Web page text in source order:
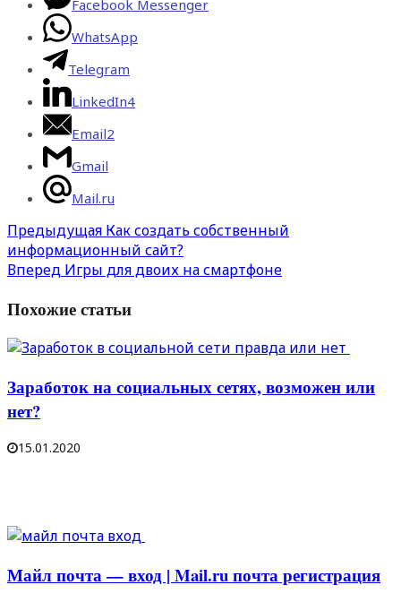
Facebook Messenger
WhatsApp
Telegram
LinkedIn4
Email2
Gmail
Mail.ru
Предыдущая Как создать собственный
информационный сайт?
Вперед Игры для двоих на смартфоне
Похожие статьи
Заработок на социальных сетях, возможен или
нет?
15.01.2020
Майл почта — вход | Mail.ru почта регистрация